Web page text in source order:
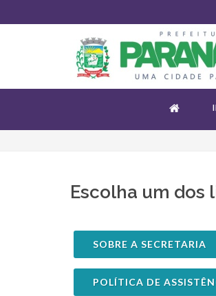
INSTITUCIONAL
Escolha um dos
SOBRE A SECRETARIA
POLÍTICA DE